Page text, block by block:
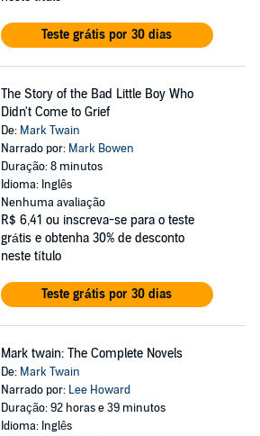
Teste grátis por 30 dias
The Story of the Bad Little Boy Who
Didn't Come to Grief
De: Mark Twain
Narrado por: Mark Bowen
Duração: 8 minutos
Idioma: Inglês
Nenhuma avaliação
R$ 6,41 ou inscreva-se para o teste
grátis e obtenha 30% de desconto
neste título
Teste grátis por 30 dias
Mark twain: The Complete Novels
De: Mark Twain
Narrado por: Lee Howard
Duração: 92 horas e 39 minutos
Idioma: Inglês